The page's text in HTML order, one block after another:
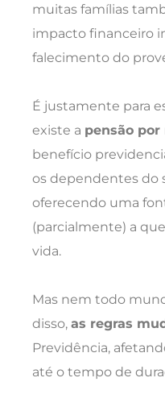
muitas famílias
impacto financeiro
falecimento do
É justamente para
existe a pensão por
benefício
os dependentes do
oferecendo uma
(parcialmente) a
vida.
Mas nem todo
disso, as regras
Previdência,
até o tempo de